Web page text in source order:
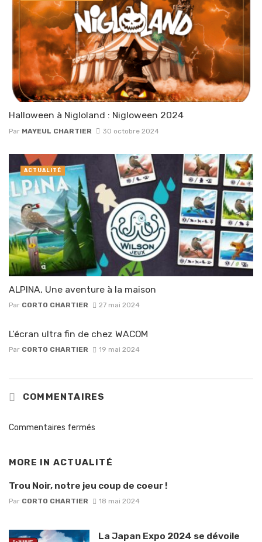
Halloween à Nigloland : Nigloween 2024
Par MAYEUL CHARTIER 30 octobre 2024
ALPINA, Une aventure à la maison
Par CORTO CHARTIER 27 mai 2024
ACTUALITÉ
L’écran ultra fin de chez WACOM
Par CORTO CHARTIER 19 mai 2024
COMMENTAIRES
Commentaires fermés
MORE IN ACTUALITÉ
Trou Noir, notre jeu coup de coeur !
Par CORTO CHARTIER 18 mai 2024
La Japan Expo 2024 se dévoile